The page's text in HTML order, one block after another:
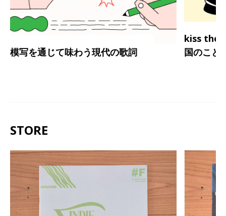
模写を通じて味わう現代の歌詞
kiss the
国のこと
STORE